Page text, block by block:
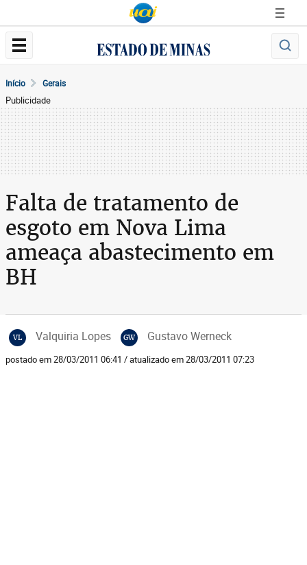
Início Gerais
Publicidade
Falta de tratamento de
esgoto em Nova Lima
ameaça abastecimento em
BH
VL Valquiria Lopes GW Gustavo Werneck
postado em 28/03/2011 06:41 / atualizado em 28/03/2011 07:23